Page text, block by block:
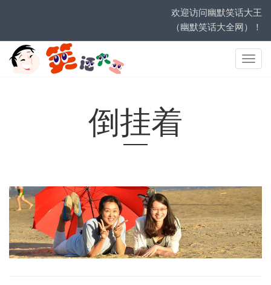
欢迎访问幽默笑话大王
（幽默笑话大全网）！
网
倒挂着